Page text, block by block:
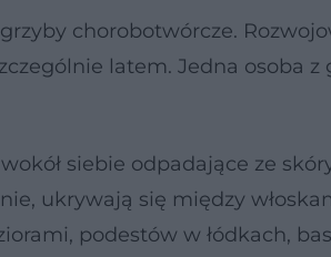
chorobotwórcze.
latem. Jedna osoba z
siebie odpadające ze
ukrywają się między
podestów w łódkach,